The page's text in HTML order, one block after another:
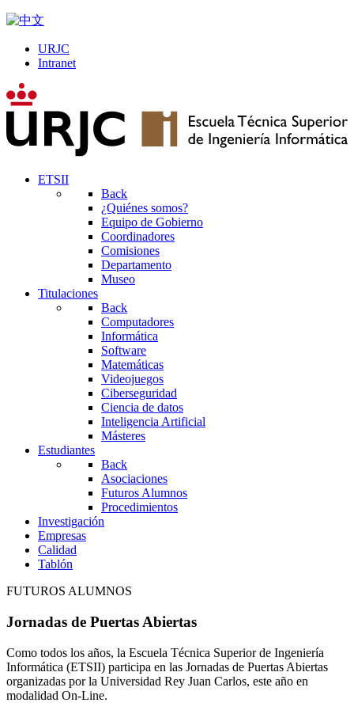
URJC
Intranet
ETSII
Back
¿Quiénes somos?
Equipo de Gobierno
Coordinadores
Comisiones
Departamento
Museo
Titulaciones
Back
Computadores
Informática
Software
Matemáticas
Videojuegos
Ciberseguridad
Ciencia de datos
Inteligencia Artificial
Másteres
Estudiantes
Back
Asociaciones
Futuros Alumnos
Procedimientos
Investigación
Empresas
Calidad
Tablón
FUTUROS ALUMNOS
Jornadas de Puertas Abiertas
Como todos los años, la Escuela Técnica Superior de Ingeniería
Informática (ETSII) participa en las Jornadas de Puertas Abiertas
organizadas por la Universidad Rey Juan Carlos, este año en
modalidad On-Line.